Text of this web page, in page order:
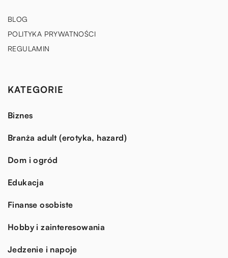
BLOG
POLITYKA PRYWATNOŚCI
REGULAMIN
KATEGORIE
Biznes
Branża adult (erotyka, hazard)
Dom i ogród
Edukacja
Finanse osobiste
Hobby i zainteresowania
Jedzenie i napoje